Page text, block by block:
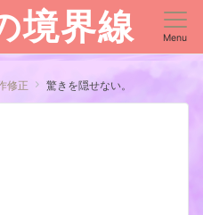
境界線 Menu
修正 驚きを隠せない。